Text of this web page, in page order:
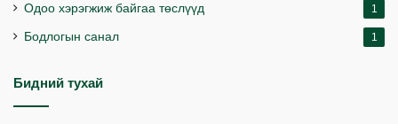
Одоо хэрэгжиж байгаа төслүүд 1
Бодлогын санал 1
Бидний тухай